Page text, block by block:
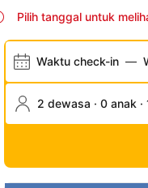
Pilih tanggal untuk
Waktu check-in —
2 dewasa · 0 anak ·